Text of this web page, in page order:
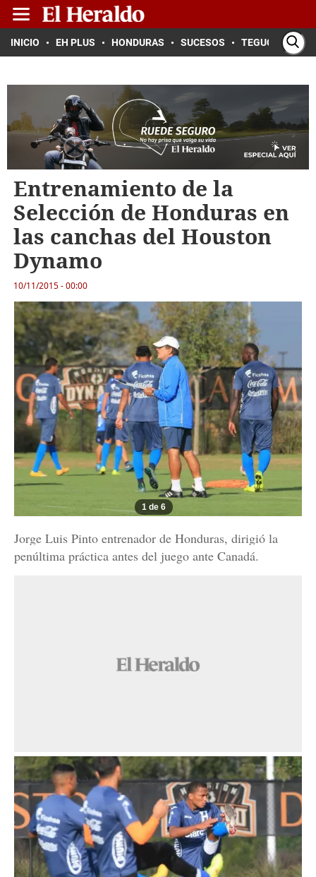
INICIO EH PLUS HONDURAS SUCESOS TEGUCIGALPA
Entrenamiento de la
Selección de Honduras en
las canchas del Houston
Dynamo
10/11/2015 - 00:00
1 de 6
Jorge Luis Pinto entrenador de Honduras, dirigió la
penúltima práctica antes del juego ante Canadá.